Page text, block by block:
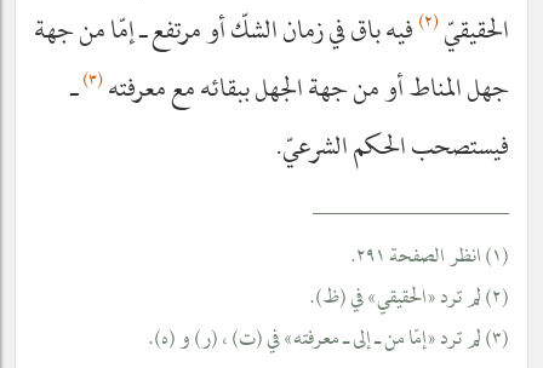
الحقيقيّ(٢) فيه باق في زمان الشكّ أو مرتفع ـ إمّا من جهة
جهل المناط أو من جهة الجهل ببقائه مع معرفته(٣) ـ
فيستصحب الحكم الشرعيّ.
__________________
(١) انظر الصفحة ٢٩١.
(٢) لم ترد «الحقيقي» في (ظ).
(٣) لم ترد «إمّا من ـ إلى ـ معرفته» في (ت) ، (ر) و (ه).